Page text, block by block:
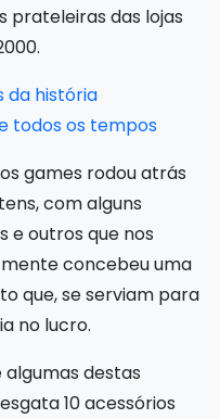
prateleiras das lojas
da história
todos os tempos
games rodou atrás
com alguns
e outros que nos
concebeu uma
que, se serviam para
no lucro.
destas
10 acessórios